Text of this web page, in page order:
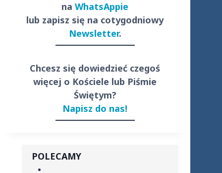
naWhatsAppie
lub zapisz się na cotygodniowy
Newsletter.
Chcesz się dowiedzieć czegoś
więcej o Kościele lub Piśmie
Świętym?
Napisz do nas!
POLECAMY